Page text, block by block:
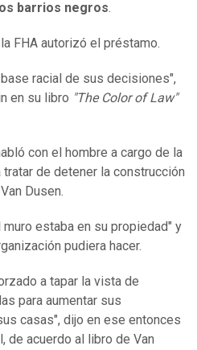
barrios negros.
FHA autorizó el préstamo.
racial de sus decisiones",
en su libro "The Color of Law"
con el hombre a cargo de la
de detener la construcción
Dusen.
estaba en su propiedad" y
pudiera hacer.
a tapar la vista de
para aumentar sus
casas", dijo en ese entonces
de acuerdo al libro de Van